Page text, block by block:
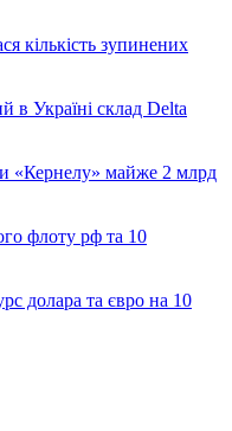
кількість зупинених
в Україні склад Delta
«Кернелу» майже 2 млрд
флоту рф та 10
долара та євро на 10